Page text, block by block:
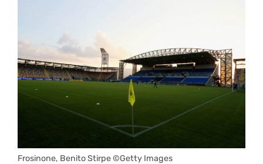
Frosinone, Benito Stirpe ©Getty Images